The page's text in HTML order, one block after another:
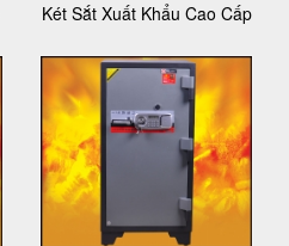
Két Sắt Xuất Khẩu Cao Cấp